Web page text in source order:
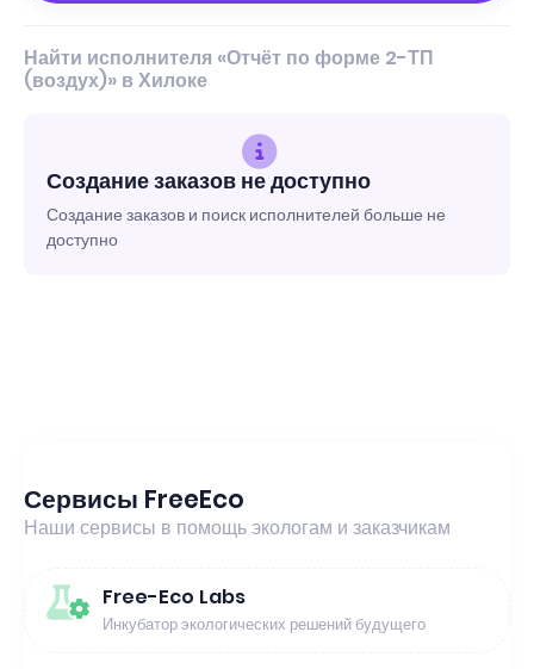
Найти исполнителя «Отчёт по форме 2-ТП
(воздух)» в Хилоке
Создание заказов не доступно
Создание заказов и поиск исполнителей больше не
доступно
Сервисы FreeEco
Наши сервисы в помощь экологам и заказчикам
Free-Eco Labs
Инкубатор экологических решений будущего